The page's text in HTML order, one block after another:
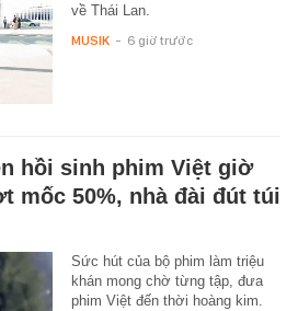
về Thái Lan.
MUSIK - 6 giờ trước
hồi sinh phim Việt giờ
mốc 50%, nhà đài đút túi
Sức hút của bộ phim làm triệu
khán mong chờ từng tập, đưa
phim Việt đến thời hoàng kim.